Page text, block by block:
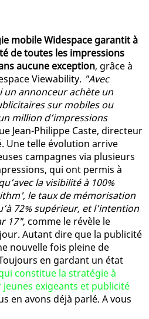
mobile Widespace garantit à
de toutes les impressions
aucune exception, grâce à
Viewability. "Avec
un annonceur achète un
sur mobiles ou
million d’impressions
Jean-Philippe Caste, directeur
Une telle évolution arrive
campagnes via plusieurs
qui ont permis à
la visibilité à 100%
le taux de mémorisation
72% supérieur, et l’intention
17", comme le révèle le
Autant dire que la publicité
nouvelle fois pleine de
en gardant un état
constitue la stratégie à
exigeants et publicité
en avons déjà parlé. A vous